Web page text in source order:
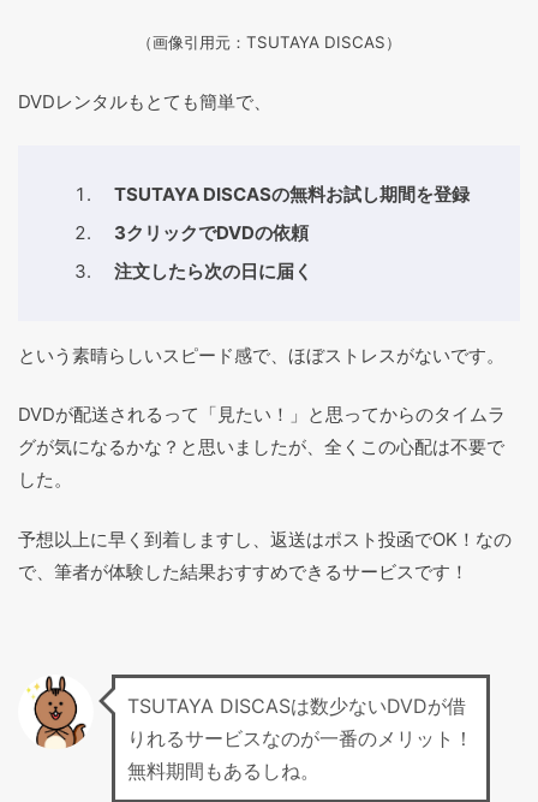
（画像引用元：TSUTAYA DISCAS）
DVDレンタルもとても簡単で、
TSUTAYA DISCASの無料お試し期間を登録
3クリックでDVDの依頼
注文したら次の日に届く
という素晴らしいスピード感で、ほぼストレスがないです。
DVDが配送されるって「見たい！」と思ってからのタイムラ
グが気になるかな？と思いましたが、全くこの心配は不要で
した。
予想以上に早く到着しますし、返送はポスト投函でOK！なの
で、筆者が体験した結果おすすめできるサービスです！
TSUTAYA DISCASは数少ないDVDが借
りれるサービスなのが一番のメリット！
無料期間もあるしね。